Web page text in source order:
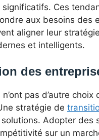
Ces
aux besoins des
aligner leur
et intelligents.
des
pas d’autre choix
stratégie de
Adopter des
sur un